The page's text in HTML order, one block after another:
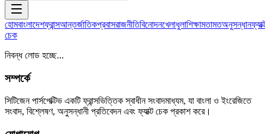
হোমবাংলাদেশফ্রান্সআন্তর্জাতিকপ্রবাসরাজনীতিবিনোদনখেলাধুলাশিক্ষামতামতঅনুসন্ধান
চেক
নিবন্ধ লোড হচ্ছে...
সম্পর্কে
সিটিজেন পার্সপেক্টিভ একটি ফ্রান্সভিত্তিক স্বাধীন সংবাদমাধ্যম, যা বাংলা ও ইংরেজিতে
সংবাদ, বিশ্লেষণ, অনুসন্ধানী প্রতিবেদন এবং ফ্যাক্ট চেক প্রকাশ করে।